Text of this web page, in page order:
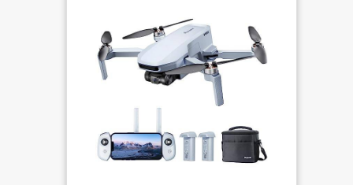
prises de vue sécurisées. 【Performance Fiable
avec Moteurs Sans Balais】- Les moteurs sans
balais (brushless) offrent puissance, durabilité et
rendent le vol plus silencieux. Cette conception
permet au drone avec camera pour adultes de
mieux résister au vent, pour des vols plus
confiants en extérieur. Son design léger et le sac
de transport inclus en font un compagnon de
Batteries Incluses】- Bénéficiez de sessions de vol
prolongées grâce aux 3 batteries intelligentes
incluses, offrant jusqu'à 54 minutes de temps de
vol total.​ Les batteries disposent de protections